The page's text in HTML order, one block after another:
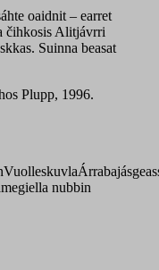
oaidnit – earret
čihkosis Alitjávrri
Suinna beasat
Plupp, 1996.
Vuolleskuvla
nubbin